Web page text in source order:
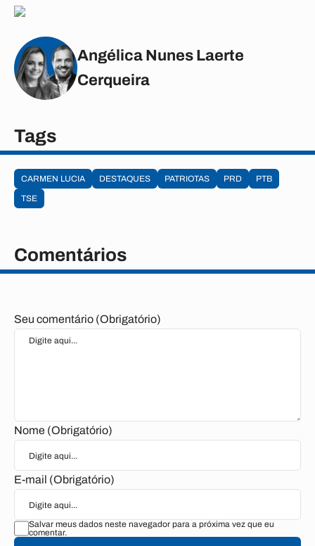
Angélica Nunes Laerte
Cerqueira
Tags
CARMEN LUCIA DESTAQUES PATRIOTAS PRD
PTB
TSE
Comentários
Seu comentário (Obrigatório)
Nome (Obrigatório)
E-mail (Obrigatório)
Salvar meus dados neste navegador para a próxima vez que eu
comentar.